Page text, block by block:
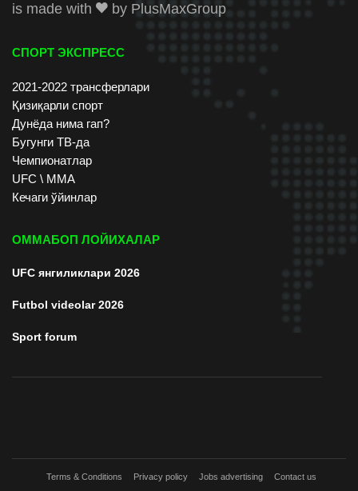
is made with
by PlusMaxGroup
СПОРТ ЭКСПРЕСС
2021-2022 трансферлари
Қизиқарли спорт
Дунёда нима гап?
Бугунги ТВ-да
Чемпионатлар
UFC \ ММА
Кечаги ўйинлар
ОММАБОП ЛОЙИХАЛАР
UFC янгиликлари 2026
Futbol videolar 2026
Sport forum
Terms & Conditions Privacy policy Jobs advertising Contact us